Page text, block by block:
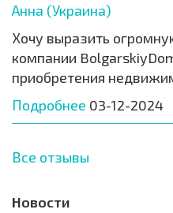
Анна (Украина)
Хочу выразить
компании
приобретения
Подробнее 03-12-2024
Все отзывы
Новости